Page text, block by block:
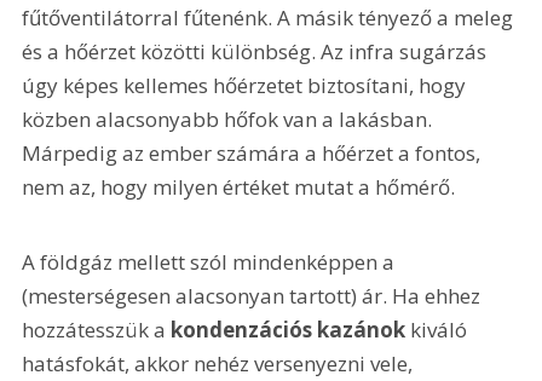
fűtőventilátorral fűtenénk. A másik tényező a meleg
és a hőérzet közötti különbség. Az infra sugárzás
úgy képes kellemes hőérzetet biztosítani, hogy
közben alacsonyabb hőfok van a lakásban.
Márpedig az ember számára a hőérzet a fontos,
nem az, hogy milyen értéket mutat a hőmérő.
A földgáz mellett szól mindenképpen a
(mesterségesen alacsonyan tartott) ár. Ha ehhez
hozzátesszük a kondenzációs kazánok kiváló
hatásfokát, akkor nehéz versenyezni vele,